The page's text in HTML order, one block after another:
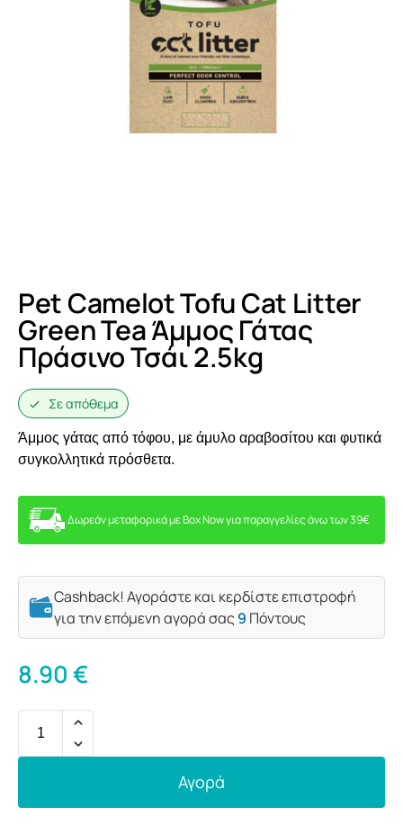
Pet Camelot Tofu Cat Litter
Green Tea Άμμος Γάτας
Πράσινο Τσάι 2.5kg
Σε απόθεμα
Άμμος γάτας από τόφου, με άμυλο αραβοσίτου και φυτικά
συγκολλητικά πρόσθετα.
Δωρεάν μεταφορικά με Box Now για παραγγελίες άνω των 39€
Cashback! Αγοράστε και κερδίστε επιστροφή
για την επόμενη αγορά σας9 Πόντους
8.90€
Αγορά